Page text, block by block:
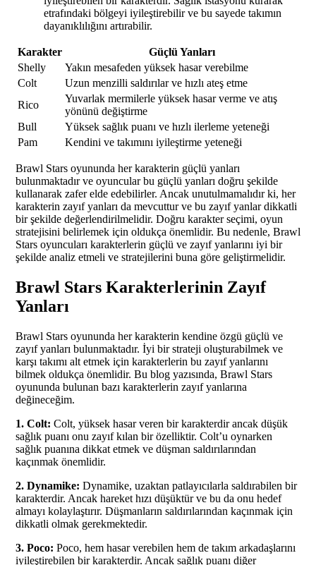
etrafındaki bölgeyi iyileştirebilir ve bu sayede takımın
dayanıklılığını artırabilir.
Karakter
Güçlü Yanları
Shelly
Yakın mesafeden yüksek hasar verebilme
Colt
Uzun menzilli saldırılar ve hızlı ateş etme
Rico
Yuvarlak mermilerle yüksek hasar verme ve atış
yönünü değiştirme
Bull
Yüksek sağlık puanı ve hızlı ilerleme yeteneği
Pam
Kendini ve takımını iyileştirme yeteneği
Brawl Stars oyununda her karakterin güçlü yanları
bulunmaktadır ve oyuncular bu güçlü yanları doğru şekilde
kullanarak zafer elde edebilirler. Ancak unutulmamalıdır ki, her
karakterin zayıf yanları da mevcuttur ve bu zayıf yanlar dikkatli
bir şekilde değerlendirilmelidir. Doğru karakter seçimi, oyun
stratejisini belirlemek için oldukça önemlidir. Bu nedenle, Brawl
Stars oyuncuları karakterlerin güçlü ve zayıf yanlarını iyi bir
şekilde analiz etmeli ve stratejilerini buna göre geliştirmelidir.
Brawl Stars Karakterlerinin Zayıf
Yanları
Brawl Stars oyununda her karakterin kendine özgü güçlü ve
zayıf yanları bulunmaktadır. İyi bir strateji oluşturabilmek ve
karşı takımı alt etmek için karakterlerin bu zayıf yanlarını
bilmek oldukça önemlidir. Bu blog yazısında, Brawl Stars
oyununda bulunan bazı karakterlerin zayıf yanlarına
değineceğim.
1. Colt: Colt, yüksek hasar veren bir karakterdir ancak düşük
sağlık puanı onu zayıf kılan bir özelliktir. Colt’u oynarken
sağlık puanına dikkat etmek ve düşman saldırılarından
kaçınmak önemlidir.
2. Dynamike: Dynamike, uzaktan patlayıcılarla saldırabilen bir
karakterdir. Ancak hareket hızı düşüktür ve bu da onu hedef
almayı kolaylaştırır. Düşmanların saldırılarından kaçınmak için
dikkatli olmak gerekmektedir.
3. Poco: Poco, hem hasar verebilen hem de takım arkadaşlarını
iyileştirebilen bir karakterdir. Ancak sağlık puanı diğer